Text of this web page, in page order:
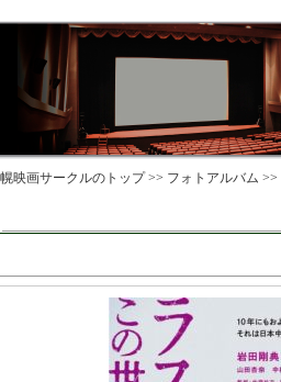
映画サークルのトップ >> フォトアルバム >>